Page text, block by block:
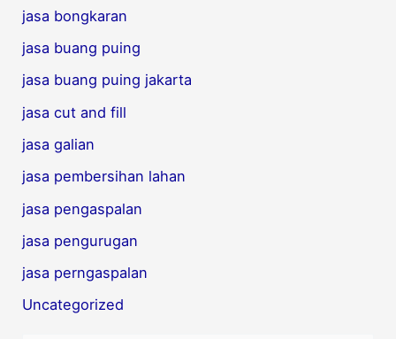
jasa bongkaran
jasa buang puing
jasa buang puing jakarta
jasa cut and fill
jasa galian
jasa pembersihan lahan
jasa pengaspalan
jasa pengurugan
jasa perngaspalan
Uncategorized